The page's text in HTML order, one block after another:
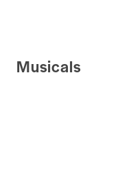
Musicals